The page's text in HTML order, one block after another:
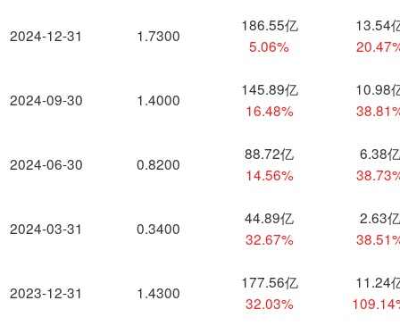
2024-12-31
2024-09-30
2024-06-30
2024-03-31
2023-12-31
1.7300
186.55亿
5.06%
13.54
1.4000
145.89亿
16.48%
10.98
0.8200
88.72亿
14.56%
6.38亿
0.3400
44.89亿
32.67%
2.63亿
1.4300
177.56亿
32.03%
11.24